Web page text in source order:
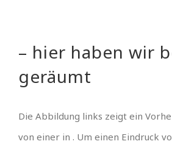
– hier haben wir
geräumt
Die Abbildung links zeigt ein
von einer in . Um einen Eindruck